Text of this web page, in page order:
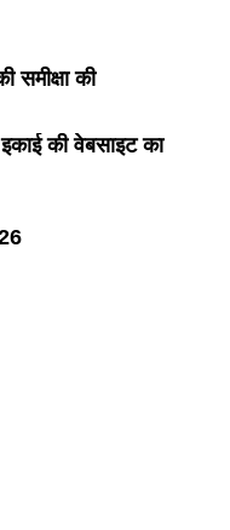
समीक्षा की
की वेबसाइट का